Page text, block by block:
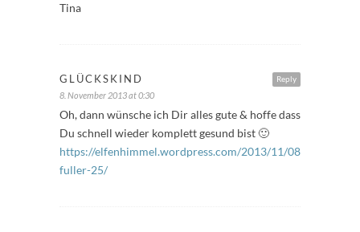
Tina
Reply
GLÜCKSKIND
8. November 2013 at 0:30
Oh, dann wünsche ich Dir alles gute & hoffe dass
Du schnell wieder komplett gesund bist 🙂
https://elfenhimmel.wordpress.com/2013/11/08/freitags-
fuller-25/